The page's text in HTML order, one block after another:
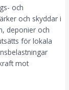
och
och skyddar i
deponier och
för lokala
mot